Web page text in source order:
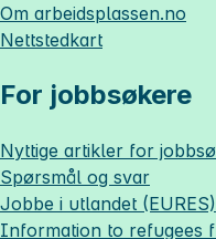
Om arbeidsplassen.no
Nettstedkart
For jobbsøkere
Nyttige artikler for
Spørsmål og svar
Jobbe i utlandet (EURES)
Information to refugees